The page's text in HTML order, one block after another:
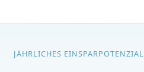
JÄHRLICHES EINSPARPOTENZIAL